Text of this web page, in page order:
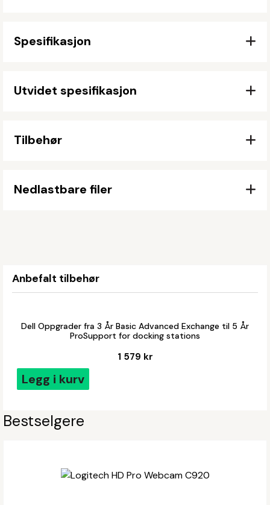
Spesifikasjon
Utvidet spesifikasjon
Tilbehør
Nedlastbare filer
Anbefalt tilbehør
Dell Oppgrader fra 3 År Basic Advanced Exchange til 5 År
ProSupport for docking stations
1 579 kr
Legg i kurv
Bestselgere